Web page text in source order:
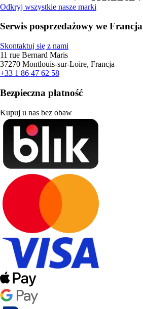
Odkryj wszystkie nasze marki
Serwis posprzedażowy we Francja
Skontaktuj się z nami
11 rue Bernard Maris
37270 Montlouis-sur-Loire, Francja
+33 1 86 47 62 58
Bezpieczna płatność
Kupuj u nas bez obaw